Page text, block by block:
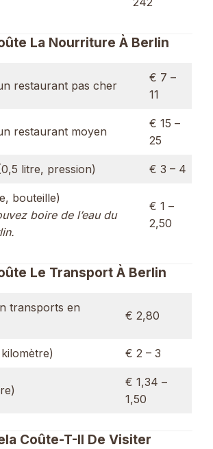
La Nourriture À Berlin
restaurant pas cher
€ 7 –
11
restaurant moyen
€ 15 –
25
litre, pression) € 3 – 4
bouteille)
boire de l’eau du
€ 1 –
2,50
Le Transport À Berlin
transports en
€ 2,80
€ 2 – 3
€ 1,34 –
1,50
Coûte-T-Il De Visiter